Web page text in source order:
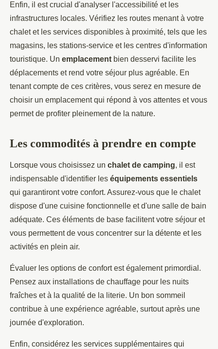
Enfin, il est crucial d'analyser l'accessibilité et les
infrastructures locales. Vérifiez les routes menant à votre
chalet et les services disponibles à proximité, tels que les
magasins, les stations-service et les centres d'information
touristique. Un emplacement bien desservi facilite les
déplacements et rend votre séjour plus agréable. En
tenant compte de ces critères, vous serez en mesure de
choisir un emplacement qui répond à vos attentes et vous
permet de profiter pleinement de la nature.
Les commodités à prendre en compte
Lorsque vous choisissez un chalet de camping, il est
indispensable d'identifier les équipements essentiels
qui garantiront votre confort. Assurez-vous que le chalet
dispose d'une cuisine fonctionnelle et d'une salle de bain
adéquate. Ces éléments de base facilitent votre séjour et
vous permettent de vous concentrer sur la détente et les
activités en plein air.
Évaluer les options de confort est également primordial.
Pensez aux installations de chauffage pour les nuits
fraîches et à la qualité de la literie. Un bon sommeil
contribue à une expérience agréable, surtout après une
journée d'exploration.
Enfin, considérez les services supplémentaires qui